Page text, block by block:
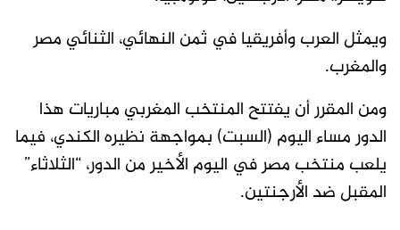
ويمثل العرب وأفريقيا في ثمن النهائي، الثنائي مصر
والمغرب.
ومن المقرر أن يفتتح المنتخب المغربي مباريات هذا
الدور مساء اليوم (السبت) بمواجهة نظيره الكندي، فيما
يلعب منتخب مصر في اليوم الأخير من الدور، “الثلاثاء”
المقبل ضد الأرجنتين.